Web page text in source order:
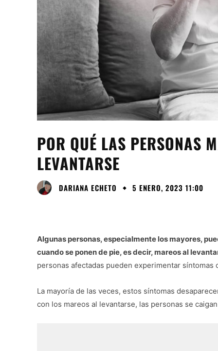
POR QUÉ LAS PERSONAS
LEVANTARSE
DARIANA ECHETO 5 ENERO, 2023 11:00
Algunas personas, especialmente los mayores,
cuando se ponen de pie, es decir, mareos al
personas afectadas pueden experimentar
La mayoría de las veces, estos síntomas
con los mareos al levantarse, las personas se